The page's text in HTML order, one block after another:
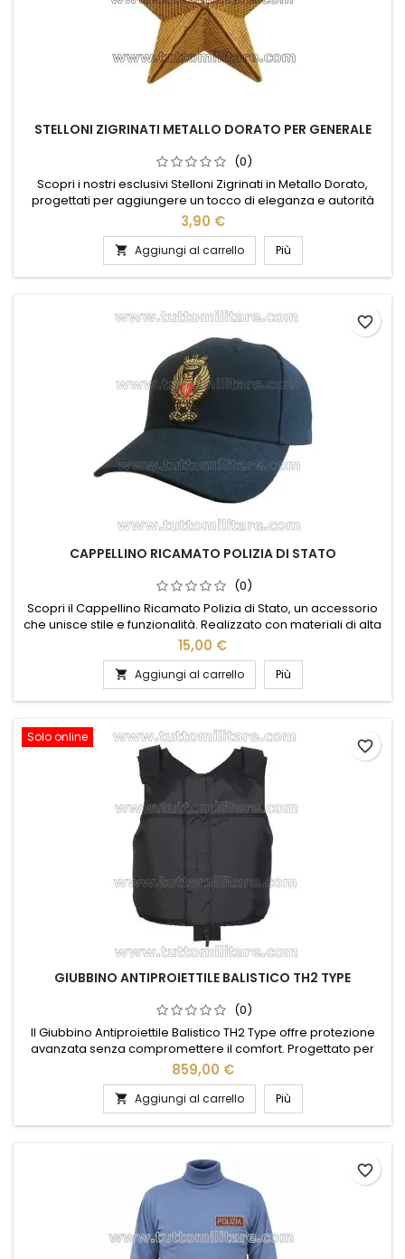
STELLONI ZIGRINATI METALLO DORATO PER GENERALE
(0)
Scopri i nostri esclusivi Stelloni Zigrinati in Metallo Dorato,
progettati per aggiungere un tocco di eleganza e autorità
alla tua uniforme da Generale. Realizzati con materiali di alta
qualità, questi distintivi combinano resistenza e raffinatezza,
garantendo una lunga durata e un aspetto impeccabile. La
finitura dorata cattura la luce, esaltando il tuo...
3,90 €
 Aggiungi al carrello Più
CAPPELLINO RICAMATO POLIZIA DI STATO
(0)
Scopri il Cappellino Ricamato Polizia di Stato, un accessorio
che unisce stile e funzionalità. Realizzato con materiali di alta
qualità, questo cappellino offre comfort e resistenza,
perfetto per l'uso quotidiano. Il ricamo dettagliato del logo
ufficiale aggiunge un tocco di autenticità e prestigio,
rendendolo ideale per appassionati e collezionisti. La...
15,00 €
 Aggiungi al carrello Più
favorite_border
Solo online
GIUBBINO ANTIPROIETTILE BALISTICO TH2 TYPE
(0)
Il Giubbino Antiproiettile Balistico TH2 Type offre protezione
avanzata senza compromettere il comfort. Progettato per
garantire sicurezza in situazioni critiche, questo giubbino
combina materiali di alta qualità con un design ergonomico,
assicurando libertà di movimento e resistenza eccezionale.
Ideale per professionisti della sicurezza e forze...
859,00 €
 Aggiungi al carrello Più
favorite_border
favorite_border